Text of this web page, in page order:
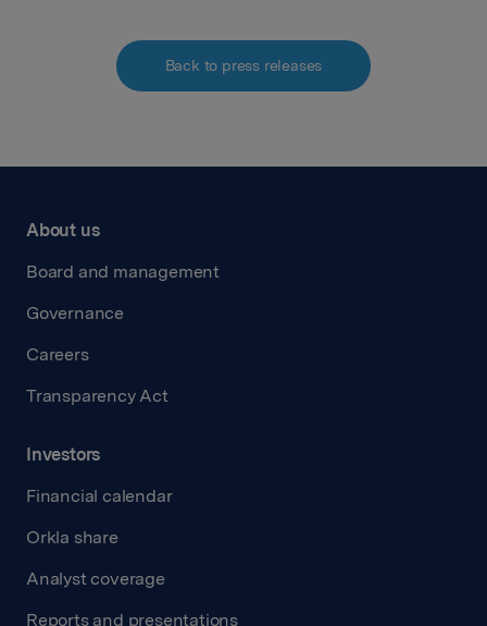
Back to press releases
About us
Board and management
Governance
Careers
Transparency Act
Investors
Financial calendar
Orkla share
Analyst coverage
Reports and presentations